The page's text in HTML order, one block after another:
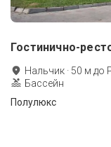
Гостинично-
Нальчик · 50 м до
Бассейн
Полулюкс